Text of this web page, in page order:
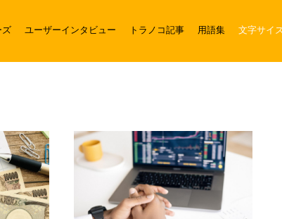
ズ ユーザーインタビュー トラノコ記事 用語集 文字サイ